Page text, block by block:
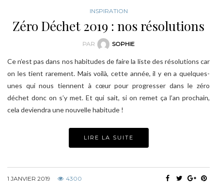
INSPIRATION
Zéro Déchet 2019 : nos résolutions
PAR SOPHIE
Ce n’est pas dans nos habitudes de faire la liste des résolutions car
on les tient rarement. Mais voilà, cette année, il y en a quelques-
unes qui nous tiennent à cœur pour progresser dans le zéro
déchet donc on s’y met. Et qui sait, si on remet ça l’an prochain,
cela deviendra une nouvelle habitude !
LIRE LA SUITE
1 JANVIER 2019 4300